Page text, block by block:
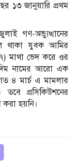
১৩ জানুয়ারি প্রথম
গণ-অভ্যুত্থানের
থাকা যুবক আমির
মাথা ভেদ করে ওর
নামের আরো এক
৪ মার্চ এ মামলার
প্রসিকিউশনের
করা হয়নি।